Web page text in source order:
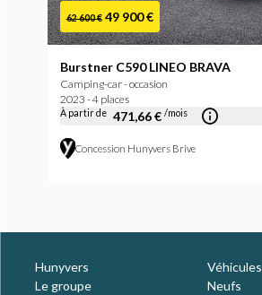
62 600 € 49 900 €
Burstner C590 LINEO BRAVA
Camping-car - occasion
2023 - 4 places
À partir de 471,66 € /mois
Concession Hunyvers Brive
Hunyvers
Le groupe
Véhicules
Neufs